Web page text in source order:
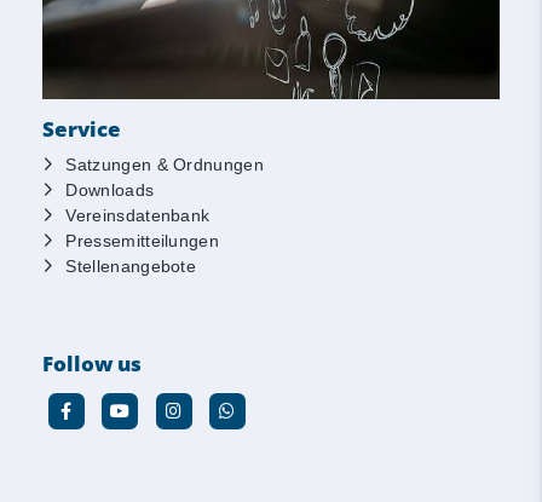
Service
Satzungen & Ordnungen
Downloads
Vereinsdatenbank
Pressemitteilungen
Stellenangebote
Follow us